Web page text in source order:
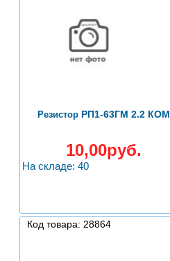
РезисторРП1-63ГМ 2.2 КОМ
10,00руб.
На складе: 40
Код товара: 28864